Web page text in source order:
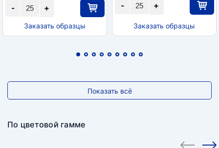
+
-
Заказать образцы
+
-
Заказать образцы
Показать всё
По цветовой гамме